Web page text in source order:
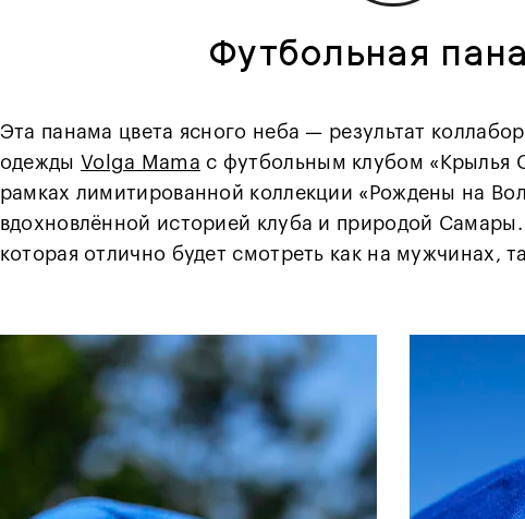
Футбольная
Эта панама цвета ясного неба — результат
одежды Volga Mama с футбольным клубом «Крылья
рамках лимитированной коллекции «Рождены на
вдохновлённой историей клуба и природой Самары.
которая отлично будет смотреть как на мужчинах,